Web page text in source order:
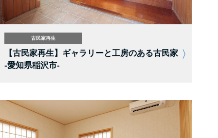
古民家再生
【古民家再生】ギャラリーと工房のある古民家
-愛知県稲沢市-